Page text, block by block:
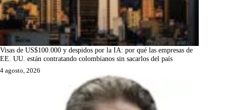
Visas de US$100.000 y despidos por la IA: por qué las empresas de
EE. UU. están contratando colombianos sin sacarlos del país
4 agosto, 2026